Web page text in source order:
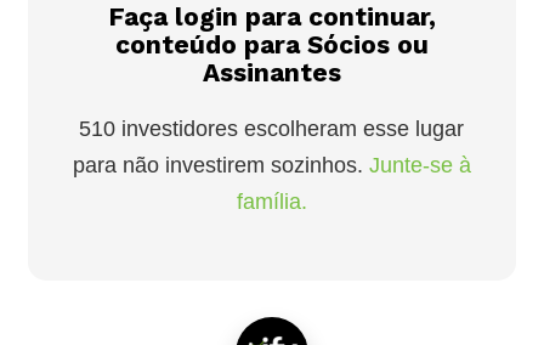
Faça login para continuar,
conteúdo para Sócios ou
Assinantes
510 investidores escolheram esse lugar
para não investirem sozinhos. Junte-se à
família.